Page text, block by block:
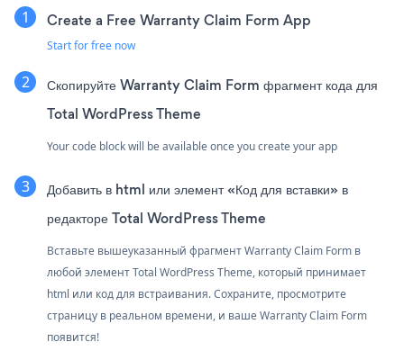
Create a Free Warranty Claim Form App
Start for free now
Скопируйте Warranty Claim Form фрагмент кода для
Total WordPress Theme
Your code block will be available once you create your app
Добавить в html или элемент «Код для вставки» в
редакторе Total WordPress Theme
Вставьте вышеуказанный фрагмент Warranty Claim Form в
любой элемент Total WordPress Theme, который принимает
html или код для встраивания. Сохраните, просмотрите
страницу в реальном времени, и ваше Warranty Claim Form
появится!